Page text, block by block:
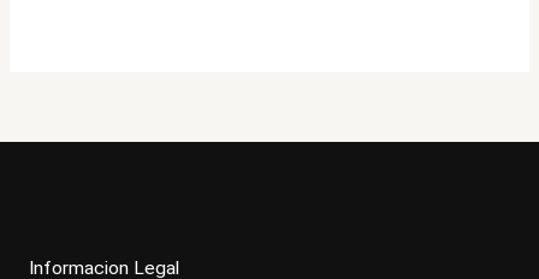
Informacion Legal